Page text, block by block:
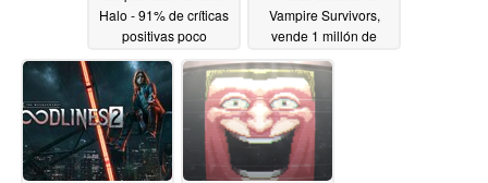
Halo - 91% de críticas
positivas poco
después del
lanzamiento
10/31/2025
Vampire Survivors,
vende 1 millón de
copias en sólo dos
semanas